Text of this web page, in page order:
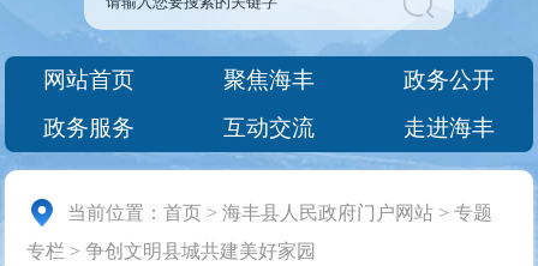
网站首页 聚焦海丰
政务公开
政务服务
互动交流 走进海丰
当前位置：首页 >海丰县人民政府门户网站 >专题
专栏 >争创文明县城共建美好家园